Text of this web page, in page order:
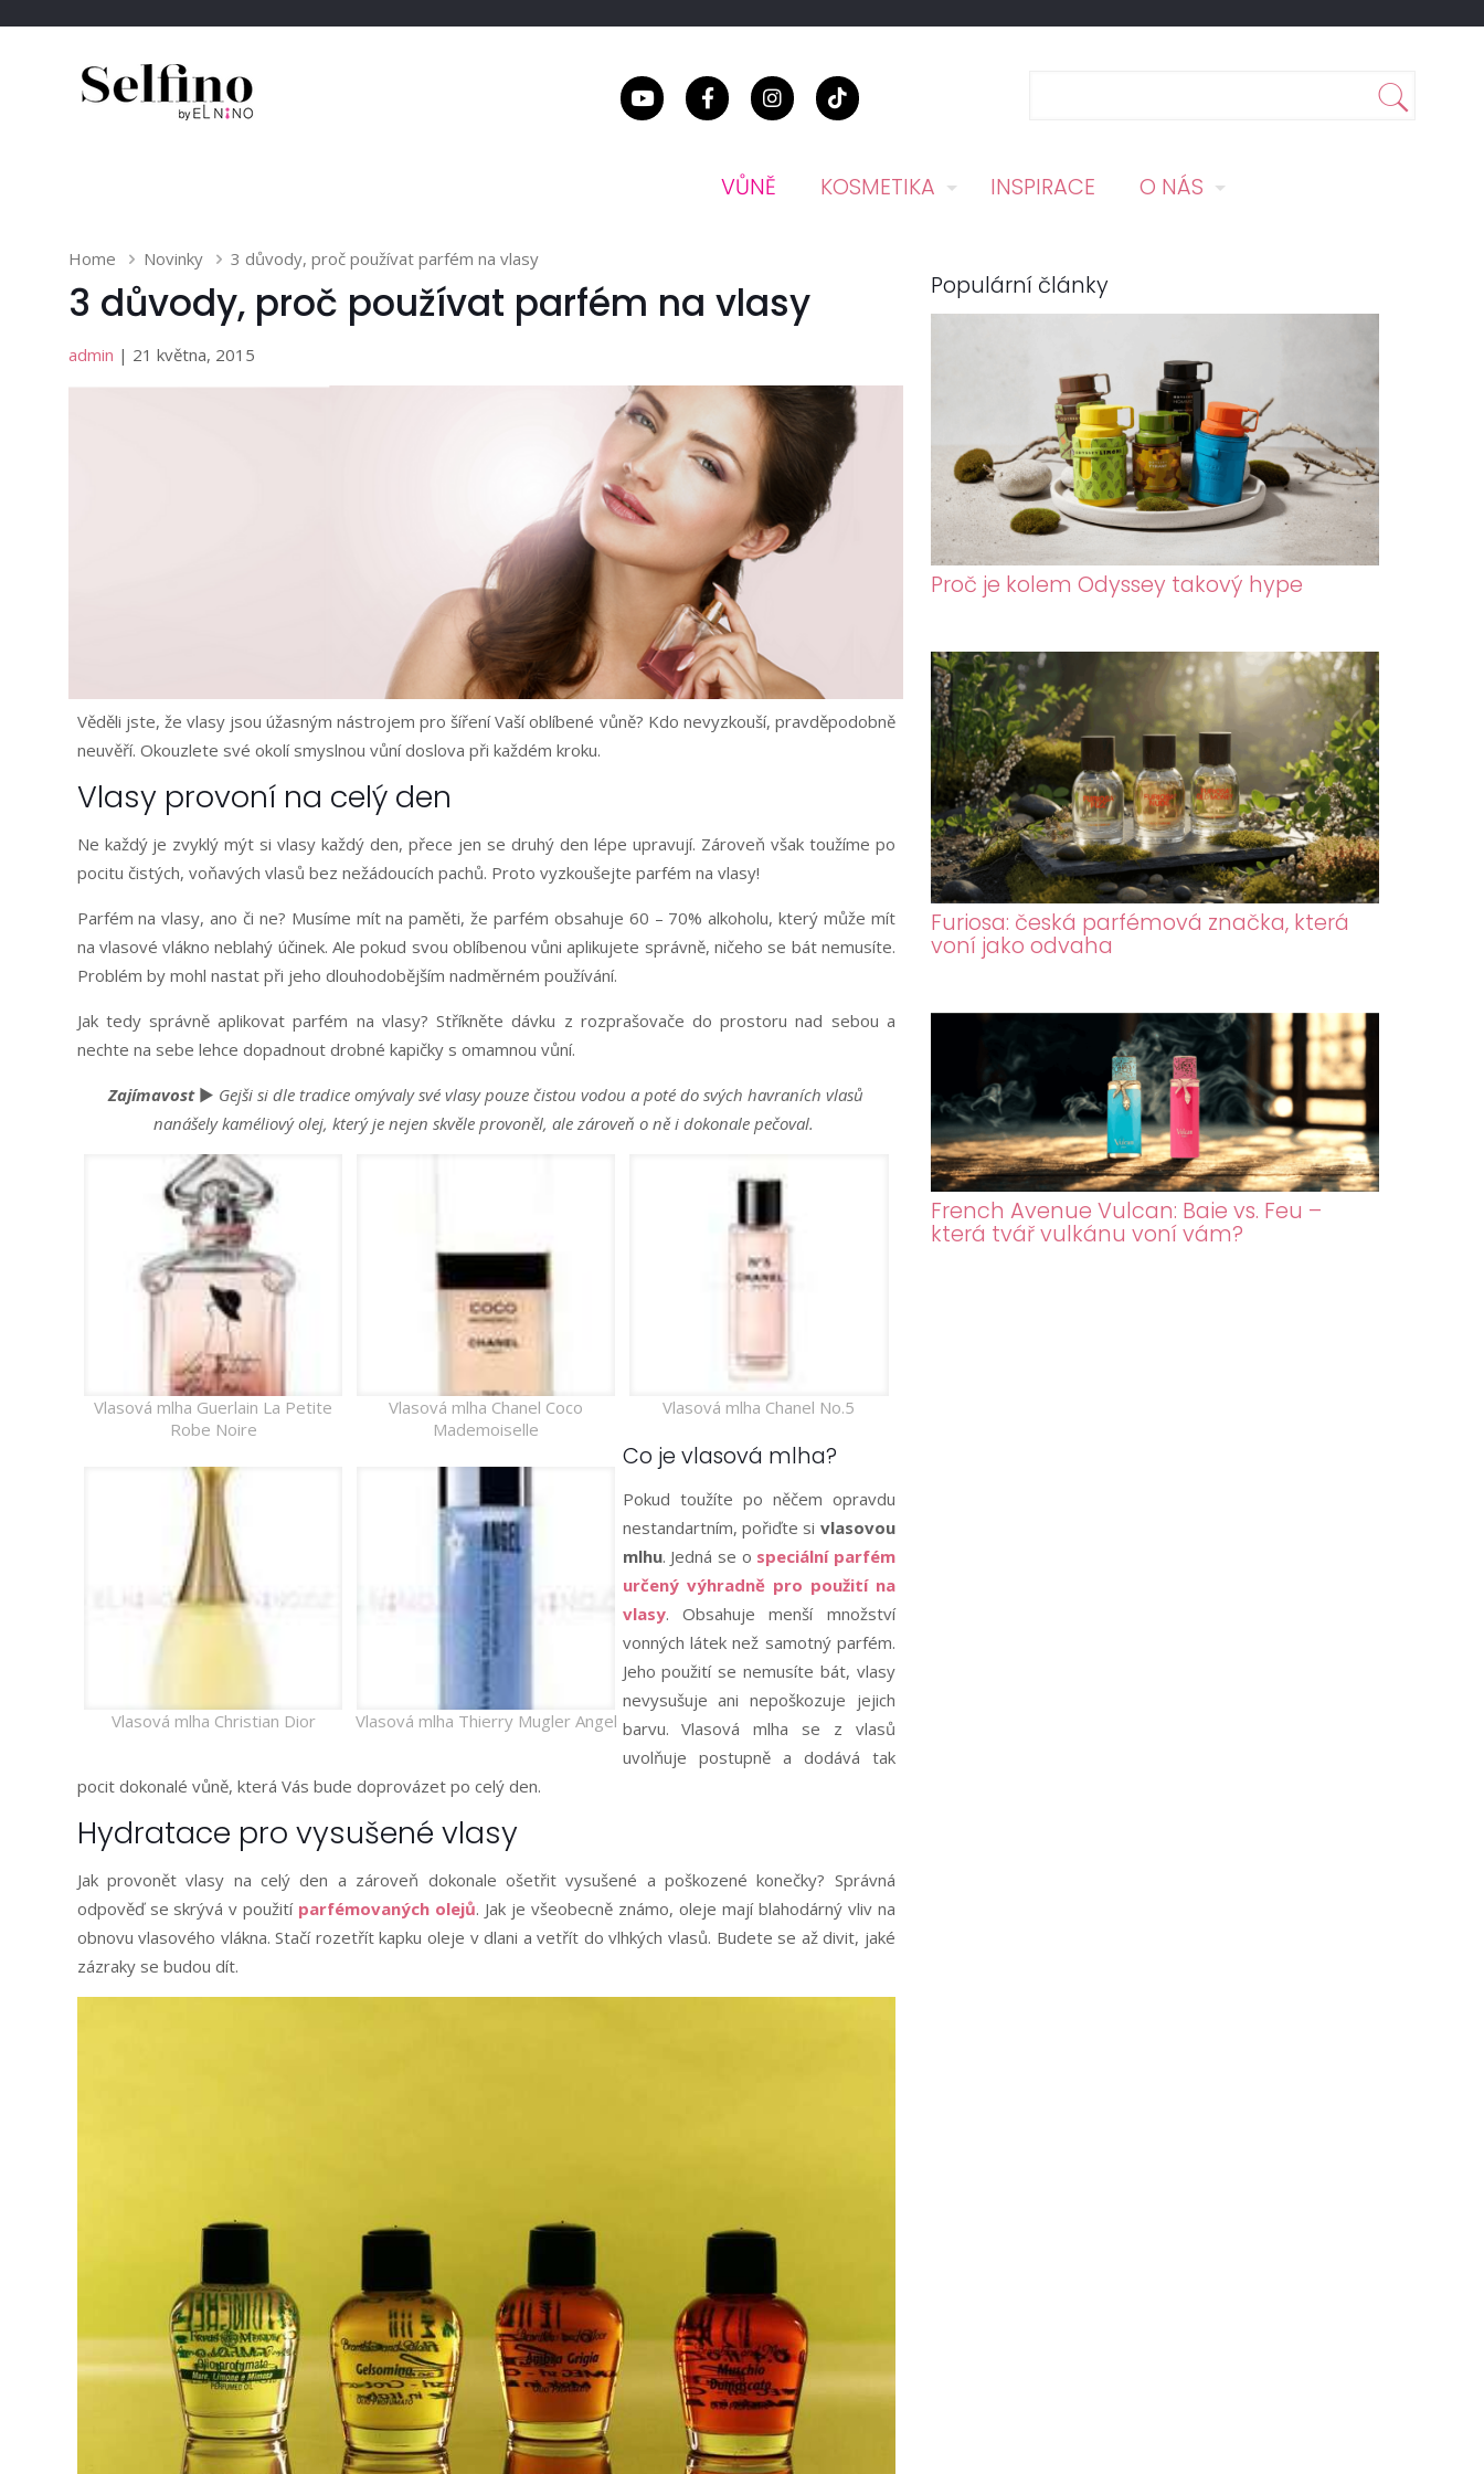
VŮNĚ KOSMETIKA INSPIRACE O NÁS
Home Novinky 3 důvody, proč používat parfém na vlasy
3 důvody, proč používat parfém na vlasy
admin | 21 května, 2015
Věděli jste, že vlasy jsou úžasným nástrojem pro šíření Vaší oblíbené vůně? Kdo nevyzkouší, pravděpodobně
neuvěří. Okouzlete své okolí smyslnou vůní doslova při každém kroku.
Vlasy provoní na celý den
Ne každý je zvyklý mýt si vlasy každý den, přece jen se druhý den lépe upravují. Zároveň však toužíme po
pocitu čistých, voňavých vlasů bez nežádoucích pachů. Proto vyzkoušejte parfém na vlasy!
Parfém na vlasy, ano či ne? Musíme mít na paměti, že parfém obsahuje 60 – 70% alkoholu, který může mít
na vlasové vlákno neblahý účinek. Ale pokud svou oblíbenou vůni aplikujete správně, ničeho se bát nemusíte.
Problém by mohl nastat při jeho dlouhodobějším nadměrném používání.
Jak tedy správně aplikovat parfém na vlasy? Stříkněte dávku z rozprašovače do prostoru nad sebou a
nechte na sebe lehce dopadnout drobné kapičky s omamnou vůní.
Zajímavost► Gejši si dle tradice omývaly své vlasy pouze čistou vodou a poté do svých havraních vlasů
nanášely kaméliový olej, který je nejen skvěle provoněl, ale zároveň o ně i dokonale pečoval.
Vlasová mlha Guerlain La Petite
Robe Noire
Vlasová mlha Chanel Coco
Mademoiselle
Vlasová mlha Chanel No.5
Vlasová mlha Christian Dior Vlasová mlha Thierry Mugler Angel
Co je vlasová mlha?
Pokud toužíte po něčem opravdu
nestandartním, pořiďte si vlasovou
mlhu. Jedná se o speciální parfém
určený výhradně pro použití na
vlasy. Obsahuje menší množství
vonných látek než samotný parfém.
Jeho použití se nemusíte bát, vlasy
nevysušuje ani nepoškozuje jejich
barvu. Vlasová mlha se z vlasů
uvolňuje postupně a dodává tak
pocit dokonalé vůně, která Vás bude doprovázet po celý den.
Hydratace pro vysušené vlasy
Jak provonět vlasy na celý den a zároveň dokonale ošetřit vysušené a poškozené konečky? Správná
odpověď se skrývá v použití parfémovaných olejů. Jak je všeobecně známo, oleje mají blahodárný vliv na
obnovu vlasového vlákna. Stačí rozetřít kapku oleje v dlani a vetřít do vlhkých vlasů. Budete se až divit, jaké
zázraky se budou dít.
Populární články
Proč je kolem Odyssey takový hype
Furiosa: česká parfémová značka, která
voní jako odvaha
French Avenue Vulcan: Baie vs. Feu –
která tvář vulkánu voní vám?